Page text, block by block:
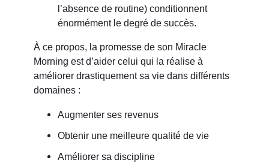
l’absence de routine) conditionnent
énormément le degré de succès.
À ce propos, la promesse de son Miracle
Morning est d’aider celui qui la réalise à
améliorer drastiquement sa vie dans différents
domaines :
Augmenter ses revenus
Obtenir une meilleure qualité de vie
Améliorer sa discipline